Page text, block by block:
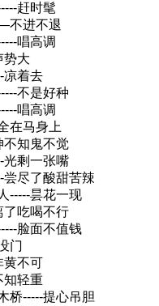
赶时髦
不进不退
唱高调
势大
凉着去
不是好种
唱高调
在马身上
不知鬼不觉
光剩一张嘴
尽了酸甜苦辣
-----昙花一现
了吃喝不行
脸面不值钱
门
黄不可
知轻重
桥-----提心吊胆